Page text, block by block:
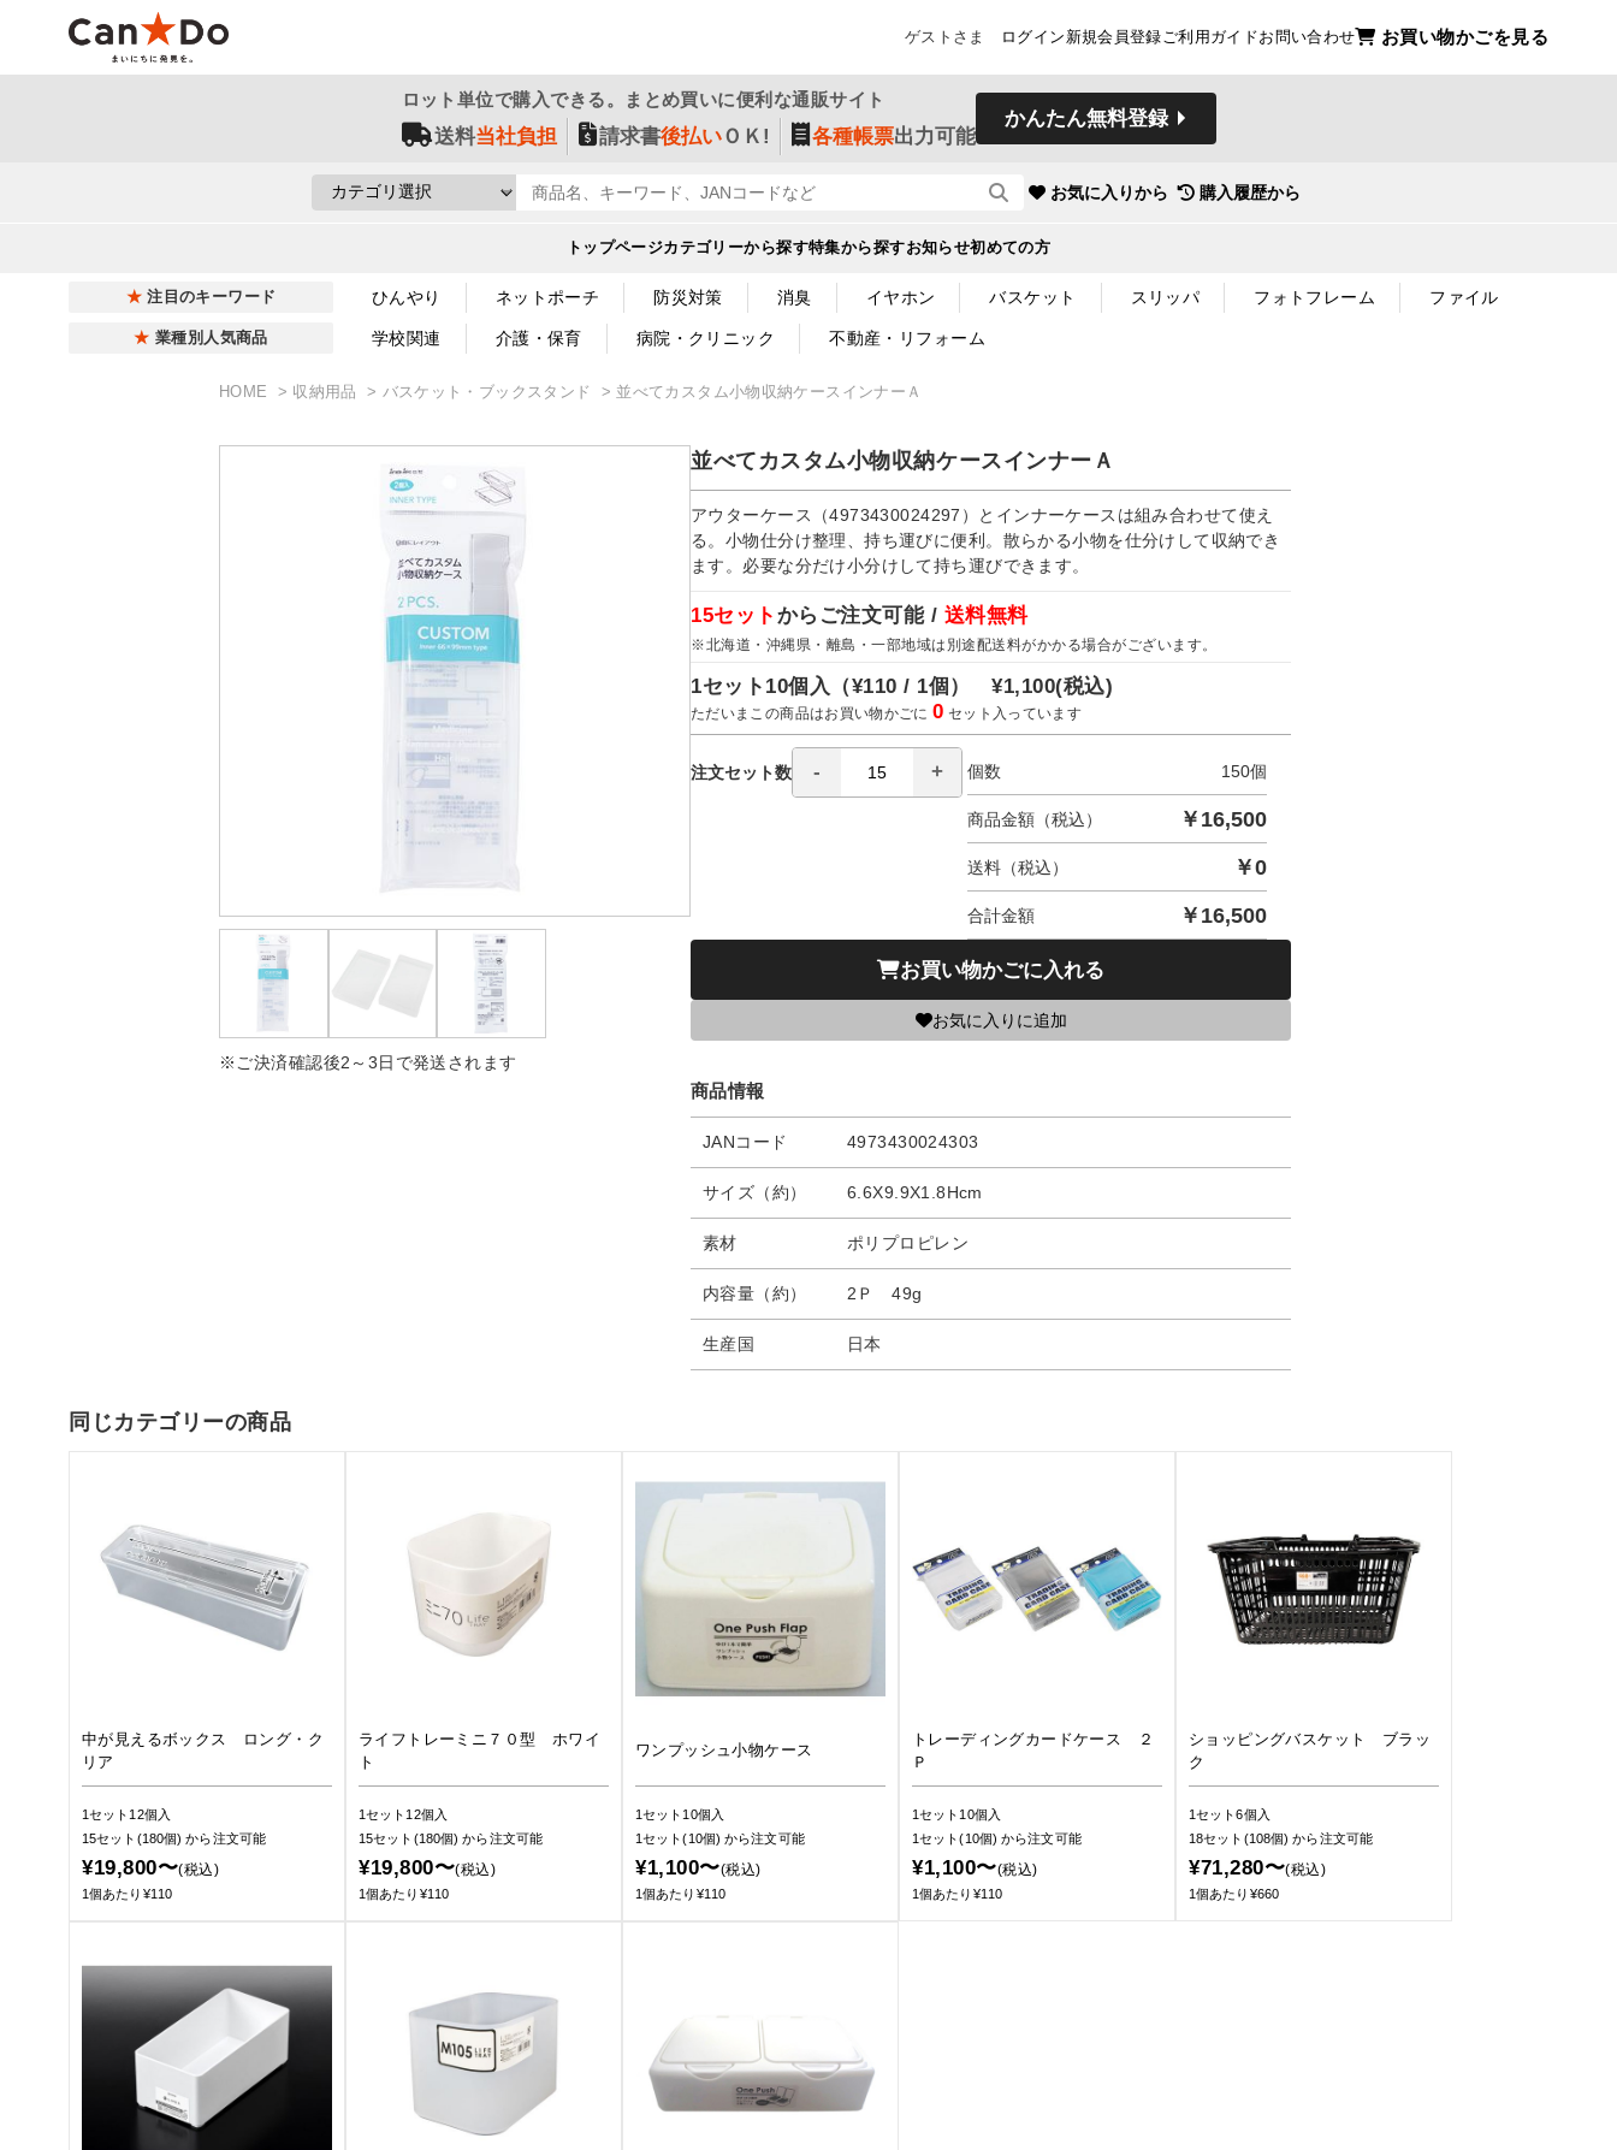
ゲストさま ログイン 新規会員登録ご利用ガイドお問い合わせ お買い物かごを見る
ロット単位で購入できる。まとめ買いに便利な通販サイト
送料当社負担 請求書後払いＯＫ! 各種帳票出力可能
かんたん無料登録
お気に入りから 購入履歴から
トップページカテゴリーから探す特集から探すお知らせ初めての方
注目のキーワード ひんやり ネットポーチ 防災対策 消臭 イヤホン バスケット スリッパ フォトフレーム ファイル
業種別人気商品 学校関連 介護・保育 病院・クリニック 不動産・リフォーム
HOME 収納用品 バスケット・ブックスタンド 並べてカスタム小物収納ケースインナーＡ
※ご決済確認後2～3日で発送されます
並べてカスタム小物収納ケースインナーＡ
アウターケース（4973430024297）とインナーケースは組み合わせて使え
る。小物仕分け整理、持ち運びに便利。散らかる小物を仕分けして収納でき
ます。必要な分だけ小分けして持ち運びできます。
15セット からご注文可能 / 送料無料
※北海道・沖縄県・離島・一部地域は別途配送料がかかる場合がございます。
1セット10個入（¥110 / 1個）¥1,100(税込)
ただいまこの商品はお買い物かごに0 セット入っています
注文セット数 個数 150個
商品金額（税込） ￥ 16,500
送料（税込） ￥0
合計金額 ￥ 16,500
お買い物かごに入れる
お気に入りに追加
商品情報
JANコード 4973430024303
サイズ（約） 6.6X9.9X1.8Hcm
素材 ポリプロピレン
内容量（約） 2Ｐ 49g
生産国 日本
同じカテゴリーの商品
中が見えるボックス ロング・ク
リア
1セット12個入
15セット(180個)から注文可能
¥19,800〜(税込)
1個あたり¥110
ライフトレーミニ７０型 ホワイ
ト
1セット12個入
15セット(180個)から注文可能
¥19,800〜(税込)
1個あたり¥110
ワンプッシュ小物ケース
1セット10個入
1セット(10個)から注文可能
¥1,100〜(税込)
1個あたり¥110
トレーディングカードケース ２
Ｐ
1セット10個入
1セット(10個)から注文可能
¥1,100〜(税込)
1個あたり¥110
ショッピングバスケット ブラッ
ク
1セット6個入
18セット(108個)から注文可能
¥71,280〜(税込)
1個あたり¥660